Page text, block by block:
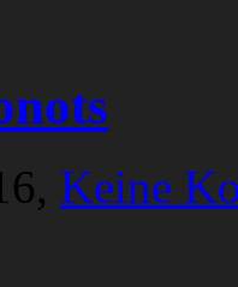
Keine